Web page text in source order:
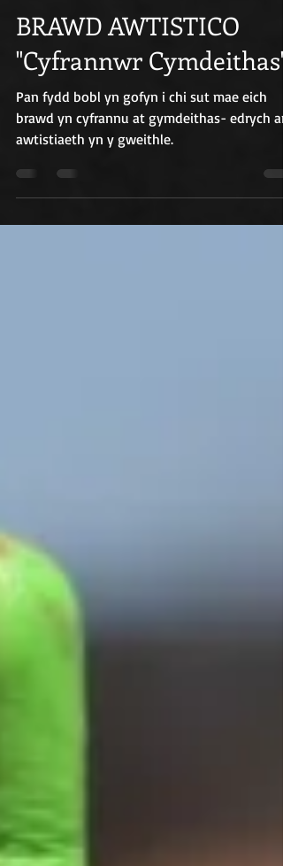
Russ Williams
Jul 17, 2021
7 min read
BRAWD AWTISTICO
"Cyfrannwr Cymdeithas"
brawd yn cyfrannu at gymdeithas- edrych ar
awtistiaeth yn y gweithle.